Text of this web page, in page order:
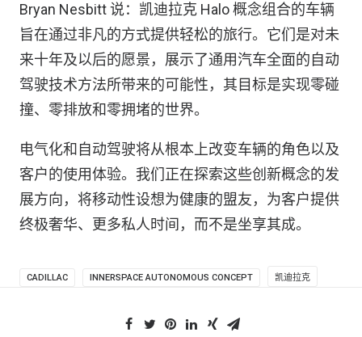
Bryan Nesbitt 说：凯迪拉克 Halo 概念组合的车辆
旨在通过非凡的方式提供轻松的旅行。它们是对未
来十年及以后的愿景，展示了通用汽车全面的自动
驾驶技术方法所带来的可能性，其目标是实现零碰
撞、零排放和零拥堵的世界。
电气化和自动驾驶将从根本上改变车辆的角色以及
客户的使用体验。我们正在探索这些创新概念的发
展方向，将移动性设想为健康的盟友，为客户提供
终极奢华、更多私人时间，而不是坐享其成。
CADILLAC INNERSPACE AUTONOMOUS CONCEPT 凯迪拉克